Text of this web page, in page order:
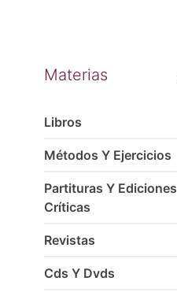
Materias
Libros
Métodos Y Ejercicios
Partituras Y Ediciones
Críticas
Revistas
Cds Y Dvds